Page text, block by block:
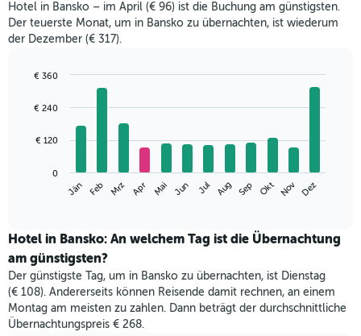
Hotel in Bansko – im April (€ 96) ist die Buchung am günstigsten.
Der teuerste Monat, um in Bansko zu übernachten, ist wiederum
der Dezember (€ 317).
chart
bars.
folgende
den
durchschnittlichen
Zimmerpreis
im
jeweiligen
Monat
an.
graphic.
Jän Feb Mrz Apr Mai Jun Jul Aug Sep Okt Nov Dez
0
€ 120
€ 240
€ 360
Hotel in Bansko: An welchem Tag ist die Übernachtung
am günstigsten?
Der günstigste Tag, um in Bansko zu übernachten, ist Dienstag
(€ 108). Andererseits können Reisende damit rechnen, an einem
Montag am meisten zu zahlen. Dann beträgt der durchschnittliche
Übernachtungspreis € 268.